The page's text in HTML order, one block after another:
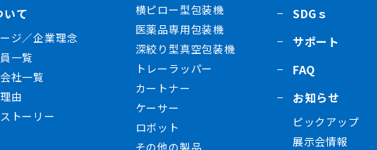
いて
ジ／企業理念
一覧
社一覧
由
トーリー
横ピロー型包装機
医薬品専用包装機
深絞り型真空包装機
トレーラッパー
カートナー
ケーサー
ロボット
その他の製品
SDGｓ
サポート
FAQ
お知らせ
ピックアップ
展示会情報